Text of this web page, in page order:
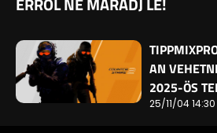
AN
2025-ÖS
25/11/04 14:30